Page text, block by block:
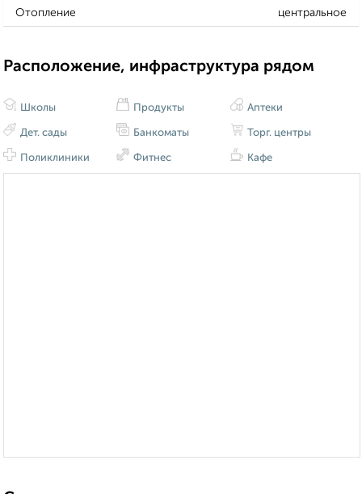
Отопление центральное
Расположение, инфраструктура рядом
Школы
Дет. сады
Поликлиники
Продукты
Банкоматы
Фитнес
Аптеки
Торг. центры
Кафе